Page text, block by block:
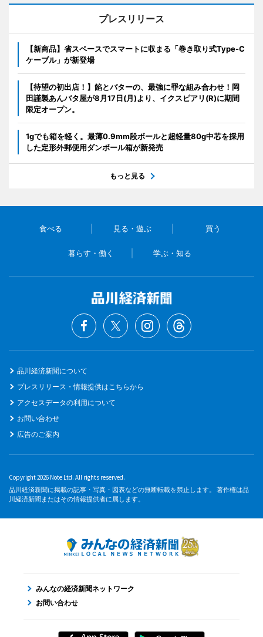
プレスリリース
【新商品】省スペースでスマートに収まる「巻き取り式Type-C
ケーブル」が新登場
【待望の初出店！】餡とバターの、最強に罪な組み合わせ！岡
田謹製あんバタ屋が8月17日(月)より、イクスピアリ(R)に期間
限定オープン。
1gでも箱を軽く。最薄0.9mm段ボールと超軽量80g中芯を採用
した定形外郵便用ダンボール箱が新発売
もっと見る
食べる 見る・遊ぶ 買う
暮らす・働く 学ぶ・知る
品川経済新聞について
プレスリリース・情報提供はこちらから
アクセスデータの利用について
お問い合わせ
広告のご案内
Copyright 2026 Note Ltd. All rights reserved.
品川経済新聞に掲載の記事・写真・図表などの無断転載を禁止します。 著作権は品
川経済新聞またはその情報提供者に属します。
みんなの経済新聞ネットワーク
お問い合わせ